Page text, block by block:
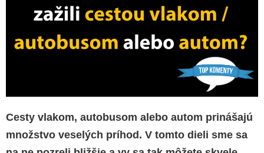
Cesty vlakom, autobusom alebo autom prinášajú
množstvo veselých príhod. V tomto dieli sme sa